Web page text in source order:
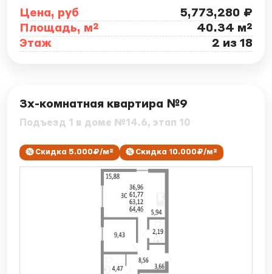
Цена, руб
5,773,280 ₽
Площадь, м²
40.34 м²
Этаж
2 из 18
3х-комнатная квартира №9
Подъезд 1 в доме №14.6, этап 10
Скидка 5.000₽/м² Скидка 10.000₽/м²